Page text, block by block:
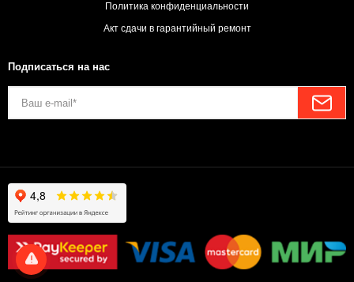
Политика конфиденциальности
Акт сдачи в гарантийный ремонт
Подписаться на нас